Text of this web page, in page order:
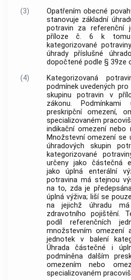
(3)
Opatřením obecné
stanovuje základní
potravin za referenční
příloze č. 6 k
kategorizované
úhrady příslušné
dopočtené podle § 39ze
(4)
Kategorizovaná
podmínek uvedených
skupinu potravin v
zákonu.
preskripční omezení,
specializovaném
indikační omezení nebo
Množstevní omezení se
úhradových skupin
kategorizované
určeny jako částečná
jako úplná enterální
potravina má stejnou
na to, zda je
úplná výživa; liší se
na jejichž úhradu
zdravotního pojištění.
podíl referenčních
množstevním omezení
jednotek v balení
Úhrada částečné i
podmíněna dalším
omezením nebo
specializovaném